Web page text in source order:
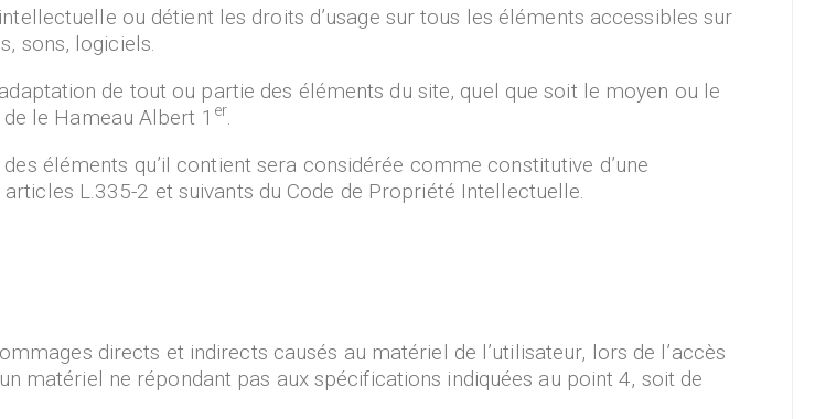
ou détient les droits d’usage sur tous les éléments accessibles sur
sons, logiciels.
de tout ou partie des éléments du site, quel que soit le moyen ou le
le Hameau Albert 1 er
éléments qu’il contient sera considérée comme constitutive d’une
L.335-2 et suivants du Code de Propriété Intellectuelle.
directs et indirects causés au matériel de l’utilisateur, lors de l’accès
matériel ne répondant pas aux spécifications indiquées au point 4, soit de